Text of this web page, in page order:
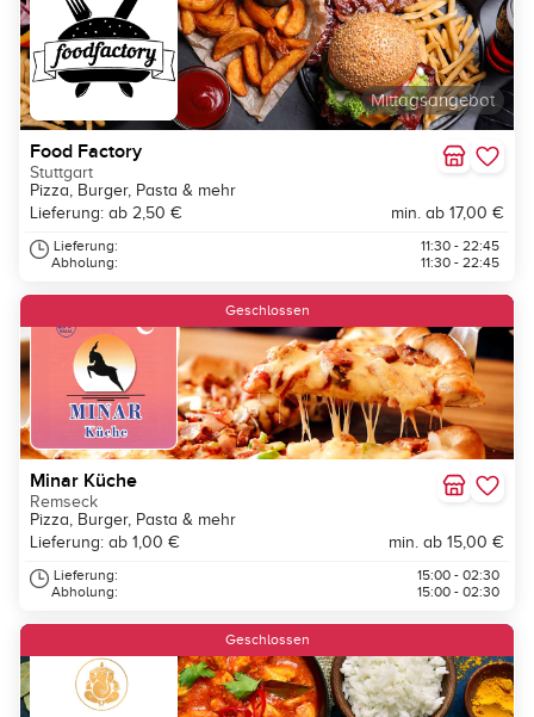
Mittagsangebot
Food Factory
Stuttgart
Pizza, Burger, Pasta & mehr
Lieferung: ab 2,50 €
min. ab 17,00 €
Lieferung:
Abholung:
11:30 - 22:45
11:30 - 22:45
Geschlossen
Minar Küche
Remseck
Pizza, Burger, Pasta & mehr
Lieferung: ab 1,00 €
min. ab 15,00 €
Lieferung:
Abholung:
15:00 - 02:30
15:00 - 02:30
Geschlossen